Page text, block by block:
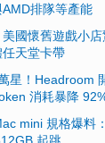
排隊等產能
國懷舊遊戲小
天堂卡帶
星！Headroom
消耗暴降
mini 規格爆料